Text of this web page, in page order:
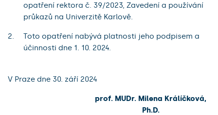
opatření rektora č. 39/2023, Zavedení a používání
průkazů na Univerzitě Karlově.
Toto opatření nabývá platnosti jeho podpisem a
účinnosti dne 1. 10. 2024.
V Praze dne 30. září 2024
prof. MUDr. Milena Králíčková,
Ph.D.